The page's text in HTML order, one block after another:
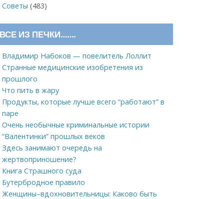
Советы (483)
ВСЕ ИЗ ПЕЧКИ…….
Владимир Набоков — повелитель Лоллит
Странные медицинские изобретения из
прошлого
Что пить в жару
Продукты, которые лучше всего “работают” в
паре
Очень необычные криминальные истории
“Валентинки” прошлых веков
Здесь занимают очередь на
жертвоприношение?
Книга Страшного суда
Бутербродное правило
Женщины–вдохновительницы: Каково быть